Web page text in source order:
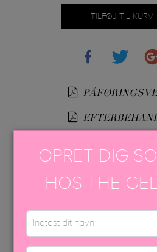
TILFØJ TIL KURV
OPRET DIG
HOS THE